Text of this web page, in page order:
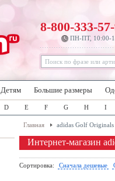
8-800-333-
ПН-ПТ, 10:00-
Детям Большие размеры
D E F G H I
Главная adidas Golf Originals
Интернет-магазин
Сортировка: Сначала дешевые